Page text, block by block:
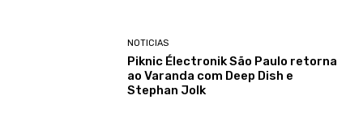
NOTICIAS
Piknic Électronik São Paulo retorna
ao Varanda com Deep Dish e
Stephan Jolk